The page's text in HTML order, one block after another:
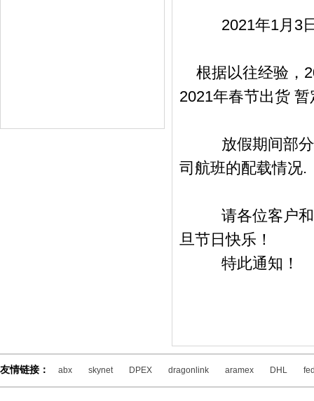
2021年1月3
根据以往经验，
2021年春节出货
放假期间部分
司航班的配载情况.
请各位客户和
旦节日快乐！
特此通知！
友情链接： abx skynet DPEX dragonlink aramex DHL